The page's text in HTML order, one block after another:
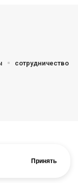
Принять
сотрудничество